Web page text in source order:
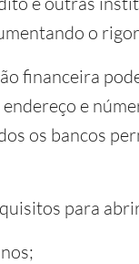
o
financeira
e
os bancos
para